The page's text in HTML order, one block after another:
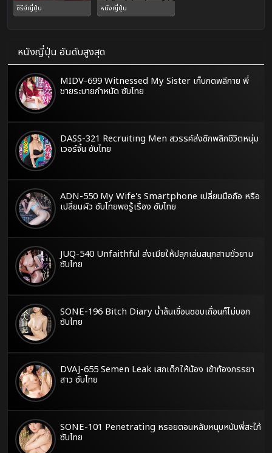
ซีรีย์ญี่ปุ่น หนังญี่ปุ่น
หนังญี่ปุ่น อันดับสูงสุด
MIDV-699 Witnessed My Sister เก็บกดพลีกาย พี่
ชายระบายกำหนัด ซับไทย
DASS-321 Recruiting Men สวรรค์ส่งซิกพลิกชีวิตหนุ่ม
เวอร์จิ้น ซับไทย
ADN-550 My Wife's Smartphone เปลี่ยนมือถือ หรือ
เปลี่ยนผัว ซับไทยพอรู้เรื่อง ซับไทย
JUQ-540 Unfaithful ส่งเมียให้ปลุกเล่นสนุกสามชั่วยาม
ซับไทย
SONE-196 Bitch Diary น้ำล้นเขื่อนชอบเถื่อนก็ไม่บอก
ซับไทย
DVAJ-655 Semen Leak เสกเด็กให้น้อง เข้าท้องภรรยา
สาว ซับไทย
SONE-101 Penetrating หรอยตอนหลับหนุบหนับพี่สะใภ้
ซับไทย